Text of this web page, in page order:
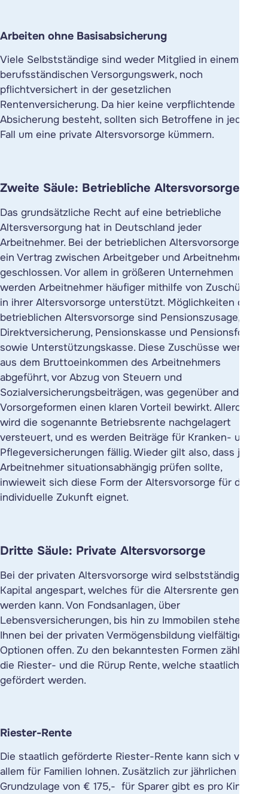
Arbeiten ohne Basisabsicherung
Viele Selbstständige sind weder Mitglied in einem
berufsständischen Versorgungswerk, noch
pflichtversichert in der gesetzlichen
Rentenversicherung. Da hier keine verpflichtende
Absicherung besteht, sollten sich Betroffene in jedem
Fall um eine private Altersvorsorge kümmern.
Zweite Säule: Betriebliche Altersvorsorge
Das grundsätzliche Recht auf eine betriebliche
Altersversorgung hat in Deutschland jeder
Arbeitnehmer. Bei der betrieblichen Altersvorsorge wird
ein Vertrag zwischen Arbeitgeber und Arbeitnehmer
geschlossen. Vor allem in größeren Unternehmen
werden Arbeitnehmer häufiger mithilfe von Zuschüssen
in ihrer Altersvorsorge unterstützt. Möglichkeiten der
betrieblichen Altersvorsorge sind Pensionszusage,
Direktversicherung, Pensionskasse und Pensionsfonds
sowie Unterstützungskasse. Diese Zuschüsse werden
aus dem Bruttoeinkommen des Arbeitnehmers
abgeführt, vor Abzug von Steuern und
Sozialversicherungsbeiträgen, was gegenüber anderen
Vorsorgeformen einen klaren Vorteil bewirkt. Allerdings
wird die sogenannte Betriebsrente nachgelagert
versteuert, und es werden Beiträge für Kranken- und
Pflegeversicherungen fällig. Wieder gilt also, dass jeder
Arbeitnehmer situationsabhängig prüfen sollte,
inwieweit sich diese Form der Altersvorsorge für die
individuelle Zukunft eignet.
Dritte Säule: Private Altersvorsorge
Bei der privaten Altersvorsorge wird selbstständig
Kapital angespart, welches für die Altersrente genutzt
werden kann. Von Fondsanlagen, über
Lebensversicherungen, bis hin zu Immobilen stehen
Ihnen bei der privaten Vermögensbildung vielfältige
Optionen offen. Zu den bekanntesten Formen zählen
die Riester- und die Rürup Rente, welche staatlich
gefördert werden.
Riester-Rente
Die staatlich geförderte Riester-Rente kann sich vor
allem für Familien lohnen. Zusätzlich zur jährlichen
Grundzulage von € 175,- für Sparer gibt es pro Kind